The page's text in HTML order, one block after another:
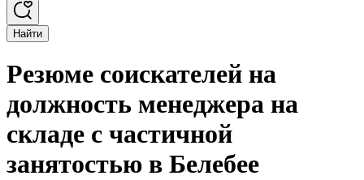
Найти
Резюме соискателей на
должность менеджера на
складе с частичной
занятостью в Белебее